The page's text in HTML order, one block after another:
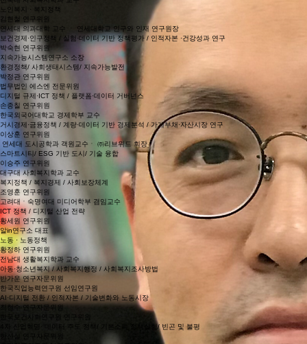
김운영 연구위원
전북대 사회복지학과 교수
노인복지 · 복지정책
김현철 연구위원
연세대 의과대학 교수 ㆍ 연세대학교 인구와 인재 연구원장
보건경제·인구정책 / 실험·데이터 기반 정책평가 / 인적자본 ·건강성과 연구
박숙현 연구위원
지속가능시스템연구소 소장
환경정책/ 사회생태시스템/ 지속가능발전
박정관 연구위원
법무법인 에스엔 전문위원
디지털 규제·ICT 정책 / 플랫폼·데이터 거버넌스
손종칠 연구위원
한국외국어대학교 경제학부 교수
거시경제·금융정책 / 계량·데이터 기반 경제분석 / 가계부채·자산시장 연구
이상훈 연구위원
연세대 도시공학과 객원교수ㆍ ㈜리브위드 회장
스마트시티/ ESG 기반 도시/ 기술 융합
이승주 연구위원
대구대 사회복지학과 교수
복지정책 / 복지경제 / 사회보장체계
조영훈 연구위원
고려대ㆍ숙명여대 미디어학부 겸임교수
ICT 정책 / 디지털 산업 전략
황세원 연구위원
알in연구소 대표
노동 · 노동정책
황정하 연구위원
전남대 생활복지학과 교수
아동·청소년복지 / 사회복지행정 / 사회복지조사방법
반가운 연구자문위원
한국직업능력연구원 선임연구원
AI·디지털 전환 / 인적자본 / 기술변화와 노동시장
4차 산업혁명· 데이터 주도 정책/ 기본소득 정책실험/ 빈곤 및 불평